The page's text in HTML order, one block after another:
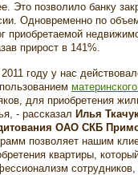
Это позволило банку
Одновременно по
приобретаемой
прирост в 141%.
году у нас
для приобретения
- рассказал Илья
ОАО СКБ
позволяет нашим
квартиры,
сотрудников,